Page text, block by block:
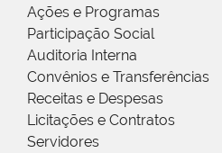
Ações e Programas
Participação Social
Auditoria Interna
Convênios e Transferências
Receitas e Despesas
Licitações e Contratos
Servidores